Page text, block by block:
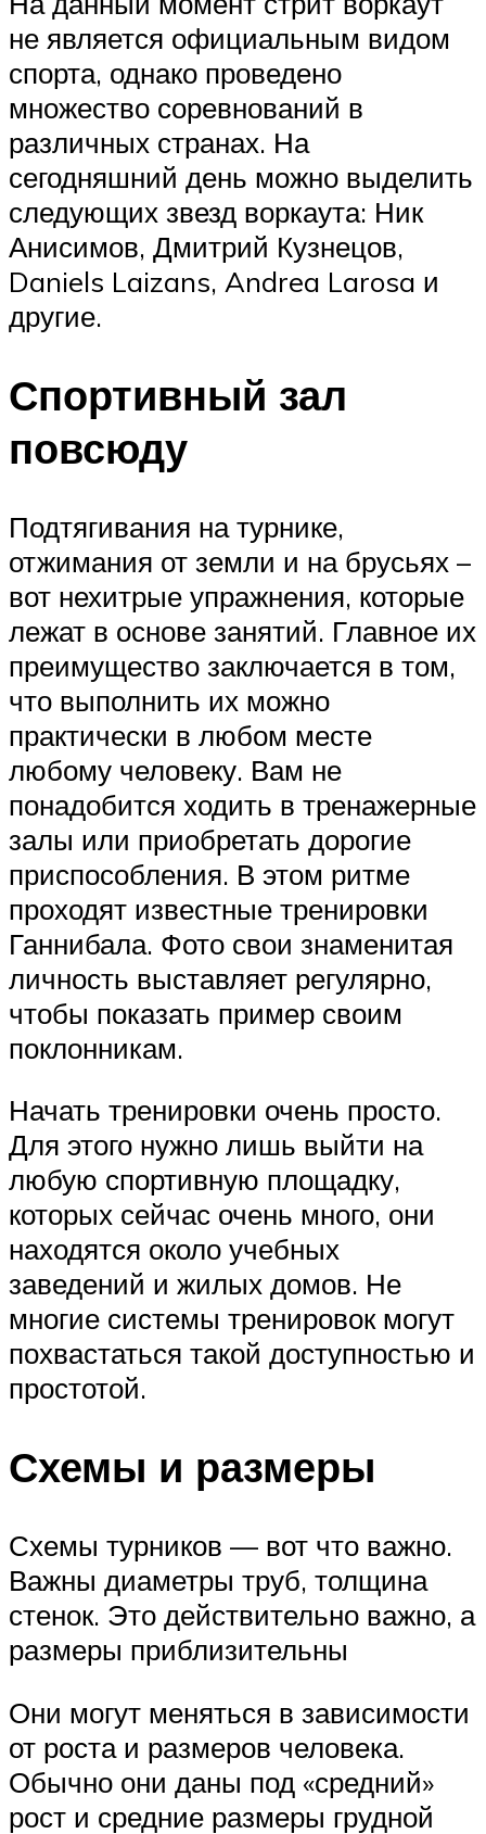
не является официальным видом
спорта, однако проведено
множество соревнований в
различных странах. На
сегодняшний день можно выделить
следующих звезд воркаута: Ник
Анисимов, Дмитрий Кузнецов,
Daniels Laizans, Andrea Larosa и
другие.
Спортивный зал
повсюду
Подтягивания на турнике,
отжимания от земли и на брусьях –
вот нехитрые упражнения, которые
лежат в основе занятий. Главное их
преимущество заключается в том,
что выполнить их можно
практически в любом месте
любому человеку. Вам не
понадобится ходить в тренажерные
залы или приобретать дорогие
приспособления. В этом ритме
проходят известные тренировки
Ганнибала. Фото свои знаменитая
личность выставляет регулярно,
чтобы показать пример своим
поклонникам.
Начать тренировки очень просто.
Для этого нужно лишь выйти на
любую спортивную площадку,
которых сейчас очень много, они
находятся около учебных
заведений и жилых домов. Не
многие системы тренировок могут
похвастаться такой доступностью и
простотой.
Схемы и размеры
Схемы турников — вот что важно.
Важны диаметры труб, толщина
стенок. Это действительно важно, а
размеры приблизительны
Они могут меняться в зависимости
от роста и размеров человека.
Обычно они даны под «средний»
рост и средние размеры грудной